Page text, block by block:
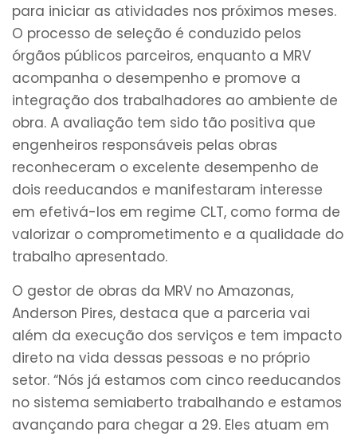
para iniciar as atividades nos próximos meses.
O processo de seleção é conduzido pelos
órgãos públicos parceiros, enquanto a MRV
acompanha o desempenho e promove a
integração dos trabalhadores ao ambiente de
obra. A avaliação tem sido tão positiva que
engenheiros responsáveis pelas obras
reconheceram o excelente desempenho de
dois reeducandos e manifestaram interesse
em efetivá-los em regime CLT, como forma de
valorizar o comprometimento e a qualidade do
trabalho apresentado.
O gestor de obras da MRV no Amazonas,
Anderson Pires, destaca que a parceria vai
além da execução dos serviços e tem impacto
direto na vida dessas pessoas e no próprio
setor. “Nós já estamos com cinco reeducandos
no sistema semiaberto trabalhando e estamos
avançando para chegar a 29. Eles atuam em